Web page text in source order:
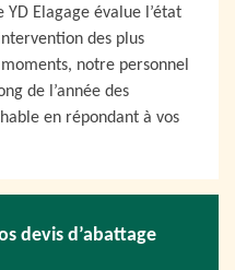
Elagage évalue l’état
des plus
notre personnel
de l’année des
en répondant à vos
devis d’abattage